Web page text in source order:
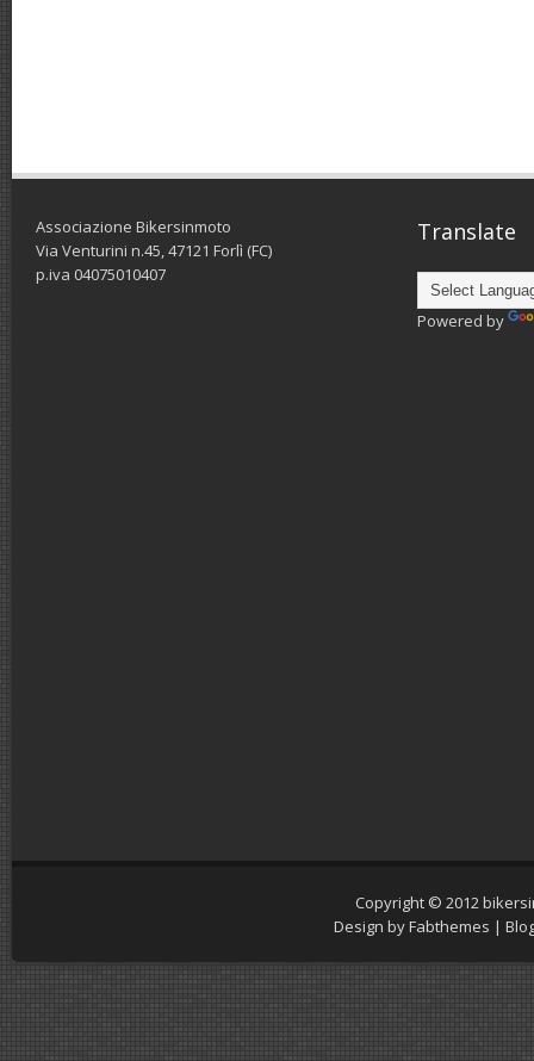
Associazione Bikersinmoto
Via Venturini n.45, 47121 Forlì (FC)
p.iva 04075010407
Translate
Powered by
Copyright © 2012
Design byFabthemes |